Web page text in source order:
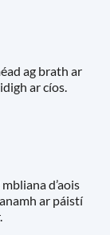
ag brath ar
ar cíos.
d’aois
ar páistí